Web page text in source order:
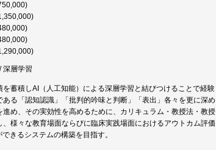
深層学習
蓄積しAI（人工知能）による深層学習と結びつけることで経験
る「認知認識」「批判的吟味と判断」「表出」各々を更に深め
め、その実効性を高めるために、カリキュラム・教授法・教授
様々な教育場面ならびに臨床実践場面におけるアウトカム評価
きるシステムの構築を目指す。